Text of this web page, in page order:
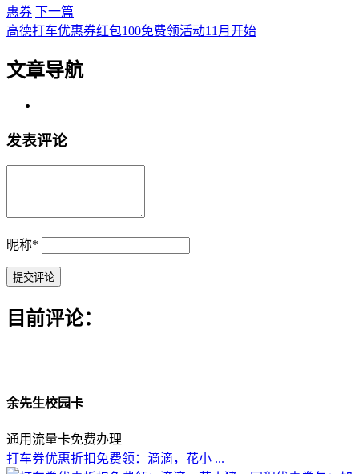
惠券 下一篇
高德打车优惠券红包100免费领活动11月开始
文章导航
发表评论
昵称*
目前评论：
余先生校园卡
通用流量卡免费办理
打车券优惠折扣免费领：滴滴，花小 ...